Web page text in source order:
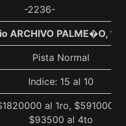
-2236-
ARCHIVO PALME�O,
Pista Normal
Indice: 15 al 10
al 1ro, $591000
$93500 al 4to